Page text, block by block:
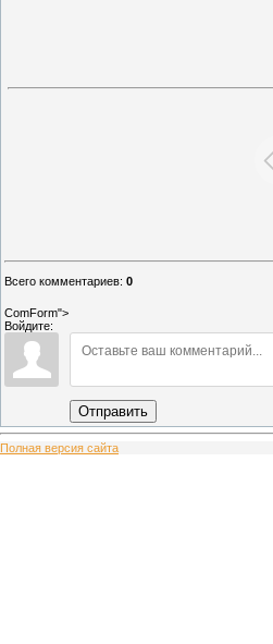
Всего комментариев: 0
ComForm">
Войдите:
Отправить
Полная версия сайта